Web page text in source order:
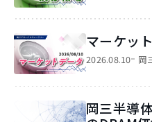
2026.08.10
マーケッ
岡
岡三半導